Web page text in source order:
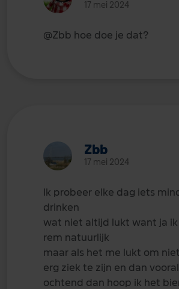
17 mei 2024
@Zbb hoe doe je dat?
Zbb
17 mei 2024
Ik probeer elke dag iets
drinken
wat niet altijd lukt want ja ik
rem natuurlijk
maar als het me lukt om
erg ziek te zijn en dan
ochtend dan hoop ik het